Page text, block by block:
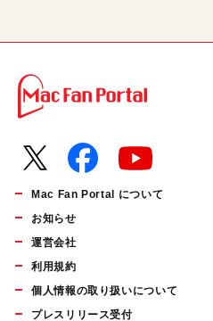
Mac Fan Portal について
お知らせ
運営会社
利用規約
個人情報の取り扱いについて
プレスリリース受付